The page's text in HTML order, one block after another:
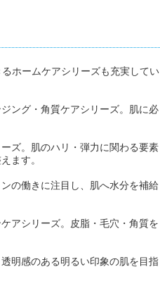
ホームケアシリーズも充実してい
ング・角質ケアシリーズ。肌に必
ズ。肌のハリ・弾力に関わる要素
ます。
の働きに注目し、肌へ水分を補給
アシリーズ。皮脂・毛穴・角質を
明感のある明るい印象の肌を目指